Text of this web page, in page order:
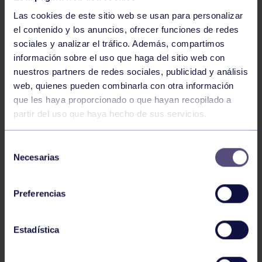
Las cookies de este sitio web se usan para personalizar
el contenido y los anuncios, ofrecer funciones de redes
sociales y analizar el tráfico. Además, compartimos
información sobre el uso que haga del sitio web con
nuestros partners de redes sociales, publicidad y análisis
web, quienes pueden combinarla con otra información
que les haya proporcionado o que hayan recopilado a
partir del uso que haya hecho de sus servicios.
Necesarias
Preferencias
Estadística
Baloncesto
ÚLTIMOS RESULTADOS DE LA SECCIÓN
Baloncesto